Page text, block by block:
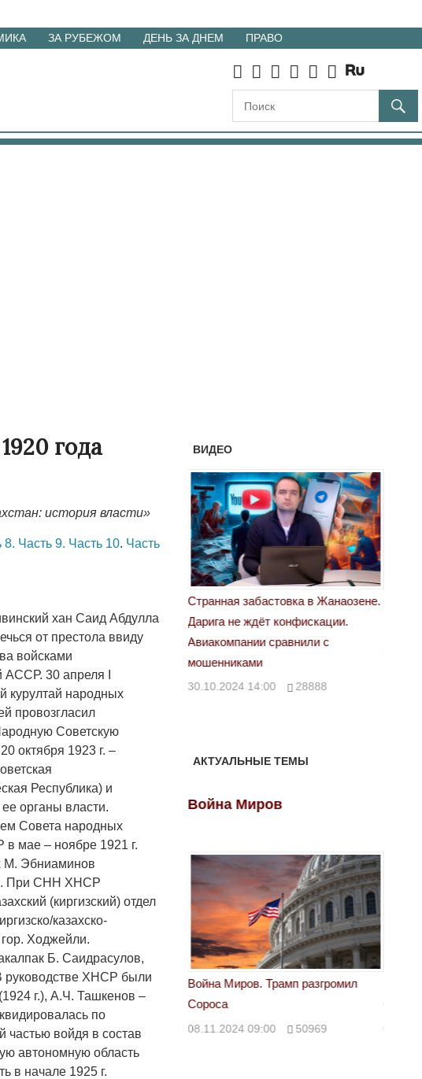
ЗА РУБЕЖОМ ДЕНЬ ЗА ДНЕМ ПРАВО
года
история власти»
8. Часть 9. Часть 10. Часть
хан Саид Абдулла
от престола ввиду
войсками
АССР. 30 апреля I
курултай народных
провозгласил
Советскую
октября 1923 г. –
Республика) и
органы власти.
Совета народных
мае – ноябре 1921 г.
М. Эбниаминов
При СНН ХНСР
(киргизский) отдел
казахско-
гор. Ходжейли.
Б. Саидрасулов,
руководстве ХНСР были
г.), А.Ч. Ташкенов –
по
частью войдя в состав
автономную область
в начале 1925 г.
ВИДЕО
не ждёт конфискации.
сравнили с
14:00
«Новый Казахстан не говорит всей
правды»
29.10.2024 09:00 39623
АКТУАЛЬНЫЕ ТЕМЫ
Миров
Миров. Трамп разгромил
09:00 50969
Война Миров
Война Миров. Трамп разгромил
Сороса
08.11.2024 09:00 50969